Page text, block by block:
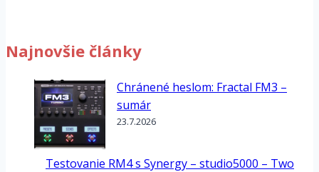
Najnovšie články
Chránené heslom: Fractal FM3 –
sumár
23.7.2026
Testovanie RM4 s Synergy – studio5000 – Two